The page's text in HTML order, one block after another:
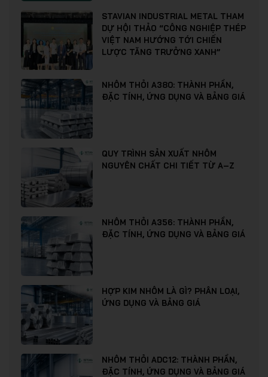
STAVIAN INDUSTRIAL METAL THAM
DỰ HỘI THẢO “CÔNG NGHIỆP THÉP
VIỆT NAM HƯỚNG TỚI CHIẾN
LƯỢC TĂNG TRƯỞNG XANH”
NHÔM THỎI A380: THÀNH PHẦN,
ĐẶC TÍNH, ỨNG DỤNG VÀ BẢNG GIÁ
QUY TRÌNH SẢN XUẤT NHÔM
NGUYÊN CHẤT CHI TIẾT TỪ A–Z
NHÔM THỎI A356: THÀNH PHẦN,
ĐẶC TÍNH, ỨNG DỤNG VÀ BẢNG GIÁ
HỢP KIM NHÔM LÀ GÌ? PHÂN LOẠI,
ỨNG DỤNG VÀ BẢNG GIÁ
NHÔM THỎI ADC12: THÀNH PHẦN,
ĐẶC TÍNH, ỨNG DỤNG VÀ BẢNG GIÁ